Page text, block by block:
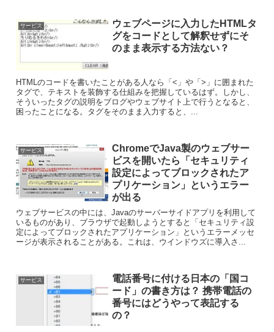
サービス
ウェブページに入力したHTMLタ
グをコードとして解釈せずにそ
のまま表示する方法ない？
HTMLのコードを書いたことがある人なら「<」や「>」に囲まれた
タグで、テキストを装飾する仕組みを把握しているはず。しかし、
そういったタグの説明をブログやウェブサイト上で行うとなると、
困ったことになる。タグをそのまま入力すると、...
サービス
ChromeでJava製のウェブサー
ビスを開いたら「セキュリティ
設定によってブロックされたア
プリケーション」というエラー
が出る
ウェブサービスの中には、Javaのサーバーサイドアプリを利用して
いるものがあり、ブラウザで起動しようとすると「セキュリティ設
定によってブロックされたアプリケーション」というエラーメッセ
ージが表示されることがある。これは、ウインドウズに導入さ...
サービス
電話番号に付ける日本の「国コ
ード」の書き方は？ 携帯電話の
番号にはどうやって表記する
の？